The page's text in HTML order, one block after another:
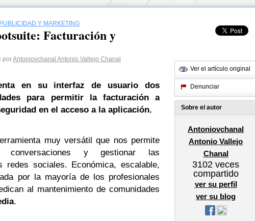
PUBLICIDAD Y MARKETING
Facturación y
porAntoniovchanal Antonio Vallejo Chanal
en su interfaz de usuario dos
para permitir la facturación a
en el acceso a la aplicación.
muy versátil que nos permite
conversaciones y gestionar las
redes sociales. Económica, escalable,
por la mayoría de los profesionales
al mantenimiento de comunidades
.
Ver el artículo original
Denunciar
Sobre el autor
Antoniovchanal
Antonio Vallejo
Chanal
3102 veces
compartido
ver su perfil
ver su blog